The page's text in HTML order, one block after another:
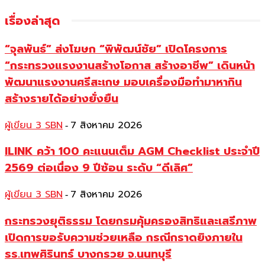
เรื่องล่าสุด
“จุลพันธ์” ส่งโฆษก “พิพัฒน์ชัย” เปิดโครงการ
“กระทรวงแรงงานสร้างโอกาส สร้างอาชีพ” เดินหน้า
พัฒนาแรงงานศรีสะเกษ มอบเครื่องมือทำมาหากิน
สร้างรายได้อย่างยั่งยืน
ผู้เขียน 3 SBN - 7 สิงหาคม 2026
ILINK คว้า 100 คะแนนเต็ม AGM Checklist ประจำปี
2569 ต่อเนื่อง 9 ปีซ้อน ระดับ “ดีเลิศ”
ผู้เขียน 3 SBN - 7 สิงหาคม 2026
กระทรวงยุติธรรม โดยกรมคุ้มครองสิทธิและเสรีภาพ
เปิดการขอรับความช่วยเหลือ กรณีกราดยิงภายใน
รร.เทพศิรินทร์ บางกรวย จ.นนทบุรี